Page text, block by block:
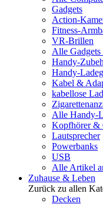
Gadgets
Action-
Fitness-
VR-Brillen
Alle Gadgets
Handy-
Handy-
Kabel &
kabellose
Alle Handy-
Kopfhörer &
Lautsprecher
Powerbanks
USB
Alle Artikel
Zuhause & Leben
Zurück zu allen
Decken